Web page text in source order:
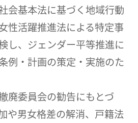
会基本法に基づく地域行動
性活躍推進法による特定事
し、ジェンダー平等推進に
例・計画の策定・実施のた
廃委員会の勧告にもとづ
や男女格差の解消、戸籍法